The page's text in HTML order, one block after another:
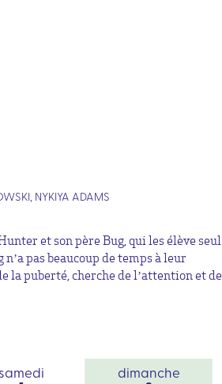
NYKIYA ADAMS
et son père Bug, qui les élève seul
pas beaucoup de temps à leur
la puberté, cherche de l’attention et de
samedi dimanche